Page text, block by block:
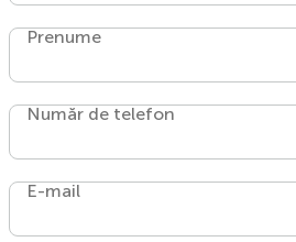
Prenume
Număr de telefon
E-mail